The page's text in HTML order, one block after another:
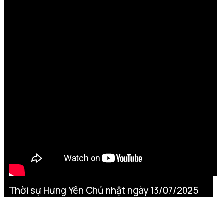
Thời sự Hưng Yên Chủ nhật ngày 13/07/2025